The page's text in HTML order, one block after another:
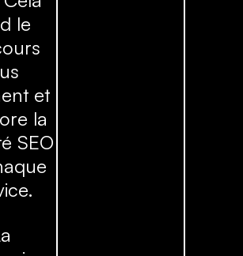
le
et
la
SEO